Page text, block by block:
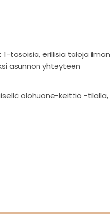
tasoisia, erillisiä taloja ilman
asunnon yhteyteen
olohuone-keittiö -tilalla,